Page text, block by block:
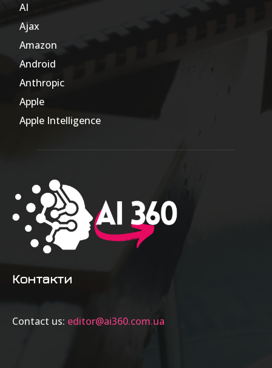
AI
Ajax
Amazon
Android
Anthropic
Apple
Apple Intelligence
Контакти
Contact us: editor@ai360.com.ua